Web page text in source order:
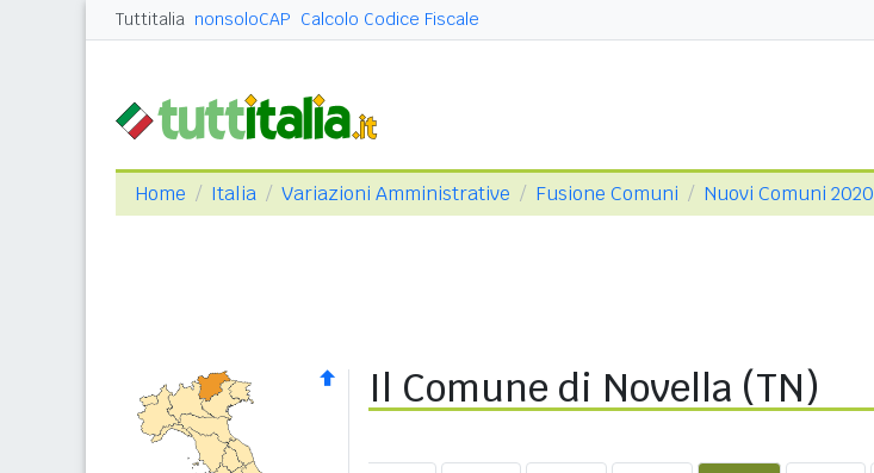
Tuttitalia nonsoloCAP Calcolo Codice Fiscale
Home Italia Variazioni Amministrative Fusione Comuni Nuovi Comuni 2020
Il Comune di Novella (TN)